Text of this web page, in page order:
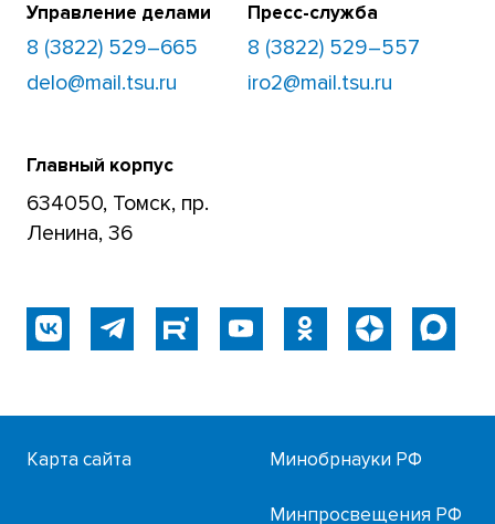
Управление делами
8 (3822) 529–665
delo@mail.tsu.ru
Пресс-служба
8 (3822) 529–557
iro2@mail.tsu.ru
Главный корпус
634050, Томск, пр.
Ленина, 36
Карта сайта Минобрнауки РФ
Минпросвещения РФ